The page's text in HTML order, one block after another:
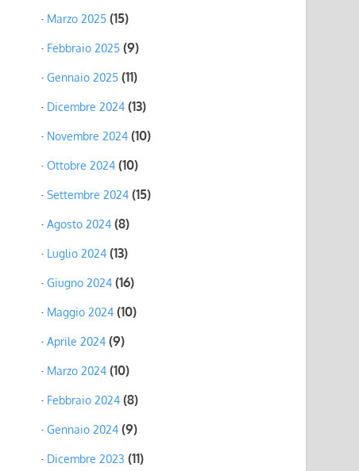
Marzo 2025 (15)
Febbraio 2025 (9)
Gennaio 2025 (11)
Dicembre 2024 (13)
Novembre 2024 (10)
Ottobre 2024 (10)
Settembre 2024 (15)
Agosto 2024 (8)
Luglio 2024 (13)
Giugno 2024 (16)
Maggio 2024 (10)
Aprile 2024 (9)
Marzo 2024 (10)
Febbraio 2024 (8)
Gennaio 2024 (9)
Dicembre 2023 (11)